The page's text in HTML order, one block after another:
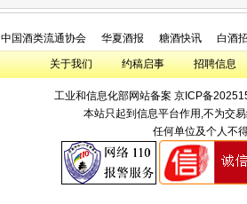
中国酒类流通协会 华夏酒报 糖酒快讯 白酒
关于我们 约稿启事 招聘信息
工业和信息化部网站备案 京ICP备
本站只起到信息平台作用,不为交
任何单位及个人不